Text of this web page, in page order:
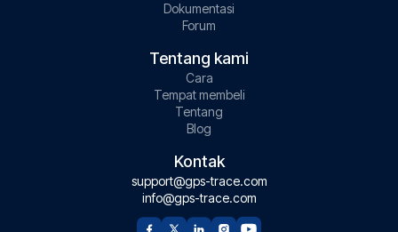
Dokumentasi
Forum
Tentang kami
Cara
Tempat membeli
Tentang
Blog
Kontak
support@gps-trace.com
info@gps-trace.com